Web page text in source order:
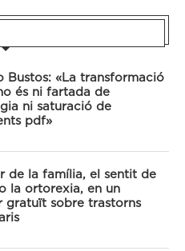
Bustos: «La transformació
és ni fartada de
ni saturació de
pdf»
de la família, el sentit de
la ortorexia, en un
gratuït sobre trastorns